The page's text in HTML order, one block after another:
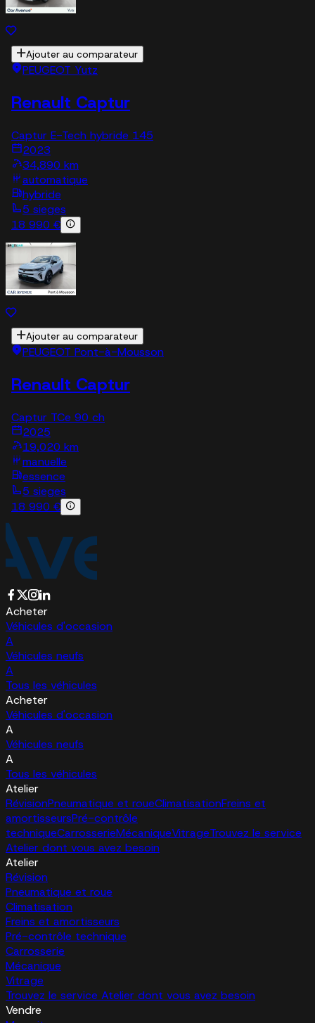
Ajouter au comparateur
PEUGEOT Yutz
Renault Captur
Captur E-Tech hybride 145
2023
34,890 km
automatique
hybride
5 sieges
18 990 €
Ajouter au comparateur
PEUGEOT Pont-à-Mousson
Renault Captur
Captur TCe 90 ch
2025
19,020 km
manuelle
essence
5 sieges
18 990 €
Acheter
Véhicules d'occasion
A
Véhicules neufs
A
Tous les véhicules
Acheter
Véhicules d'occasion
A
Véhicules neufs
A
Tous les véhicules
Atelier
RévisionPneumatique et roueClimatisationFreins et
amortisseursPré-contrôle
techniqueCarrosserieMécaniqueVitrageTrouvez le service
Atelier dont vous avez besoin
Atelier
Révision
Pneumatique et roue
Climatisation
Freins et amortisseurs
Pré-contrôle technique
Carrosserie
Mécanique
Vitrage
Trouvez le service Atelier dont vous avez besoin
Vendre